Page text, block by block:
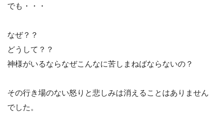
でも・・・
なぜ？？
どうして？？
神様がいるならなぜこんなに苦しまねばならないの？
その行き場のない怒りと悲しみは消えることはありません
でした。